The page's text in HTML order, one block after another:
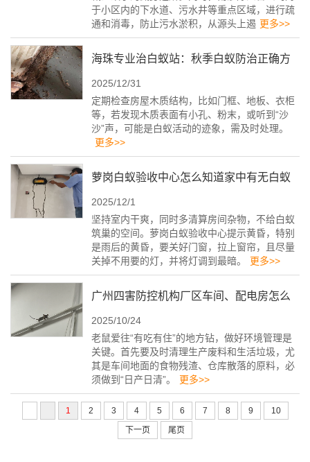
于小区内的下水道、污水井等重点区域，进行疏
通和消毒，防止污水淤积，从源头上遏 更多>>
海珠专业治白蚁站：秋季白蚁防治正确方
法
2025/12/31
定期检查房屋木质结构，比如门框、地板、衣柜
等，若发现木质表面有小孔、粉末，或听到“沙
沙”声，可能是白蚁活动的迹象，需及时处理。
更多>>
萝岗白蚁验收中心怎么知道家中有无白蚁
2025/12/1
坚持室内干爽，同时多清算房间杂物，不给白蚁
筑巢的空间。萝岗白蚁验收中心提示黄昏，特别
是雨后的黄昏，要关好门窗，拉上窗帘，且尽量
关掉不用要的灯，并将灯调到最暗。
更多>>
广州四害防控机构厂区车间、配电房怎么
灭鼠？
2025/10/24
老鼠爱往“有吃有住”的地方钻，做好环境管理是
关键。首先要及时清理生产废料和生活垃圾，尤
其是车间地面的食物残渣、仓库散落的原料，必
须做到“日产日清”。
更多>>
1 2 3 4 5 6 7 8 9
10
下一页
尾页